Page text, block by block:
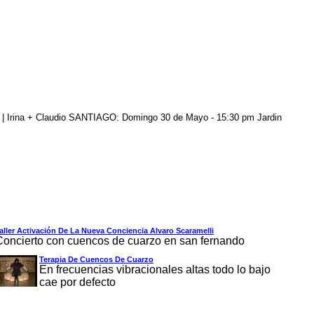
+ Claudio SANTIAGO: Domingo 30 de Mayo - 15:30 pm Jardin
Activación De La Nueva Conciencia Alvaro Scaramelli
con cuencos de cuarzo en san fernando
Terapia De Cuencos De Cuarzo
En frecuencias vibracionales altas todo lo bajo
cae por defecto